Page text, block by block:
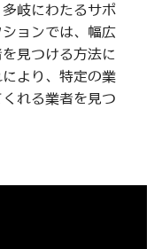
岐にわたるサポ
ョンでは、幅広
見つける方法に
より、特定の業
れる業者を見つ